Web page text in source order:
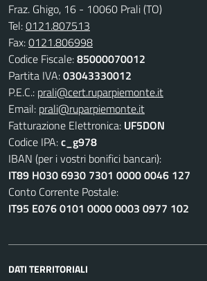
Fraz. Ghigo, 16 - 10060 Prali (TO)
Tel:0121.807513
Fax:0121.806998
Codice Fiscale:85000070012
Partita IVA:03043330012
P.E.C.: prali@cert.ruparpiemonte.it
Email: prali@ruparpiemonte.it
Fatturazione Elettronica: UF5DON
Codice IPA:c_g978
IBAN (per i vostri bonifici bancari):
IT89 H030 6930 7301 0000 0046 127
Conto Corrente Postale:
IT95 E076 0101 0000 0003 0977 102
DATI TERRITORIALI